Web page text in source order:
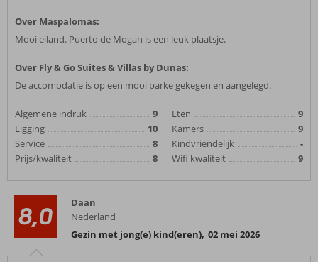
Over Maspalomas:
Mooi eiland. Puerto de Mogan is een leuk plaatsje.
Over Fly & Go Suites & Villas by Dunas:
De accomodatie is op een mooi parke gekegen en aangelegd.
Algemene indruk
9
Ligging
10
Service
8
Prijs/kwaliteit
8
Eten
9
Kamers
9
Kindvriendelijk
-
Wifi kwaliteit
9
8,0
Daan
Nederland
Gezin met jong(e) kind(eren), 02 mei 2026